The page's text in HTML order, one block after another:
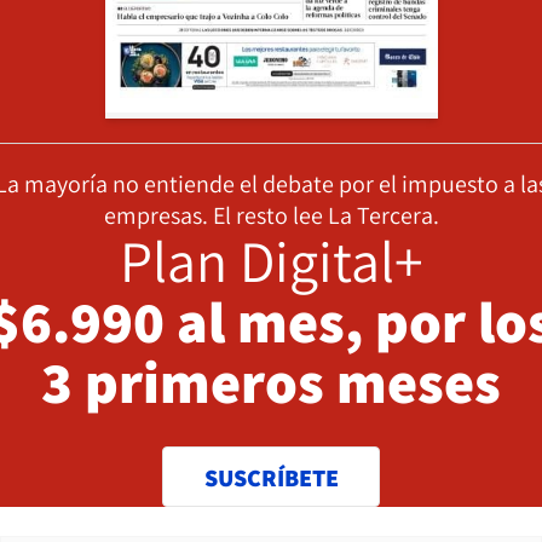
mayoría no entiende el debate por el impuesto a
empresas. El resto lee La Tercera.
Plan Digital+
al mes, por
3 primeros meses
SUSCRÍBETE